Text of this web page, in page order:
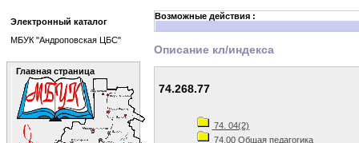
Возможные действия :
Описание кл/индекса
74.268.77
74. 04(2)
74.00 Общая педагогика
Электронный каталог
МБУК "Андроповская ЦБС"
Главная страница